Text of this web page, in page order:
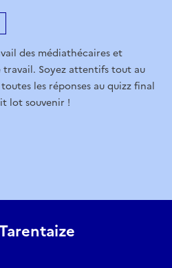
des médiathécaires et
travail. Soyez attentifs tout au
les réponses au quizz final
lot souvenir !